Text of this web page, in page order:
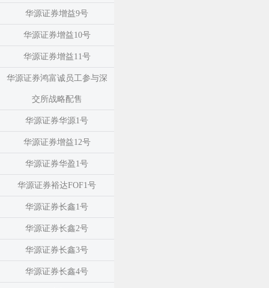
华源证券增益9号
华源证券增益10号
华源证券增益11号
华源证券鸿富诚员工参与深
交所战略配售
华源证券华源1号
华源证券增益12号
华源证券华盈1号
华源证券裕达FOF1号
华源证券长鑫1号
华源证券长鑫2号
华源证券长鑫3号
华源证券长鑫4号